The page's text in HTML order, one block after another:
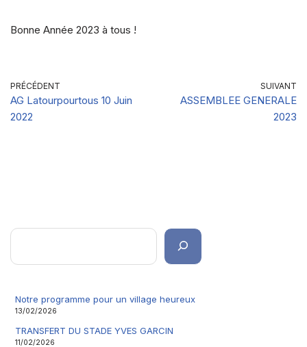
Bonne Année 2023 à tous !
PRÉCÉDENT
AG Latourpourtous 10 Juin
2022
SUIVANT
ASSEMBLEE GENERALE
2023
Notre programme pour un village heureux
13/02/2026
TRANSFERT DU STADE YVES GARCIN
11/02/2026